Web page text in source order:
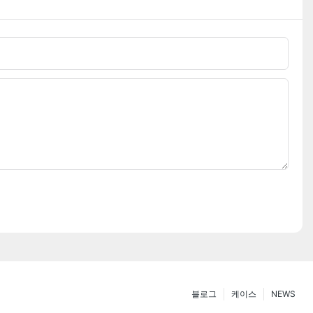
NEWS
케이스
블로그